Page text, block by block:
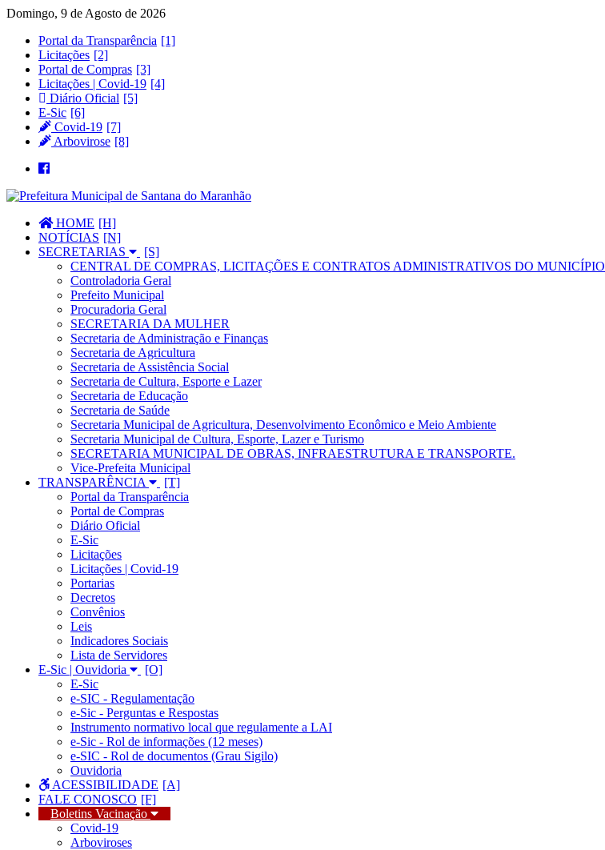
Domingo, 9 de Agosto de 2026
Portal da Transparência
Licitações
Portal de Compras
Licitações | Covid-19
Diário Oficial
E-Sic
Covid-19
Arbovirose
HOME
NOTÍCIAS
SECRETARIAS
CENTRAL DE COMPRAS, LICITAÇÕES E CONTRATOS ADMINISTRATIVOS DO MUNICÍPIO
Controladoria Geral
Prefeito Municipal
Procuradoria Geral
SECRETARIA DA MULHER
Secretaria de Administração e Finanças
Secretaria de Agricultura
Secretaria de Assistência Social
Secretaria de Cultura, Esporte e Lazer
Secretaria de Educação
Secretaria de Saúde
Secretaria Municipal de Agricultura, Desenvolvimento Econômico e Meio Ambiente
Secretaria Municipal de Cultura, Esporte, Lazer e Turismo
SECRETARIA MUNICIPAL DE OBRAS, INFRAESTRUTURA E TRANSPORTE.
Vice-Prefeita Municipal
TRANSPARÊNCIA
Portal da Transparência
Portal de Compras
Diário Oficial
E-Sic
Licitações
Licitações | Covid-19
Portarias
Decretos
Convênios
Leis
Indicadores Sociais
Lista de Servidores
E-Sic | Ouvidoria
E-Sic
e-SIC - Regulamentação
e-Sic - Perguntas e Respostas
Instrumento normativo local que regulamente a LAI
e-Sic - Rol de informações (12 meses)
e-SIC - Rol de documentos (Grau Sigilo)
Ouvidoria
ACESSIBILIDADE
FALE CONOSCO
Boletins Vacinação
Covid-19
Arboviroses